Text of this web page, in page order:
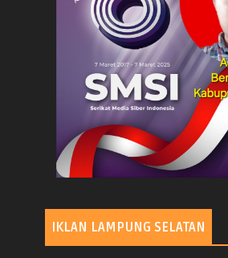
IKLAN LAMPUNG SELATAN